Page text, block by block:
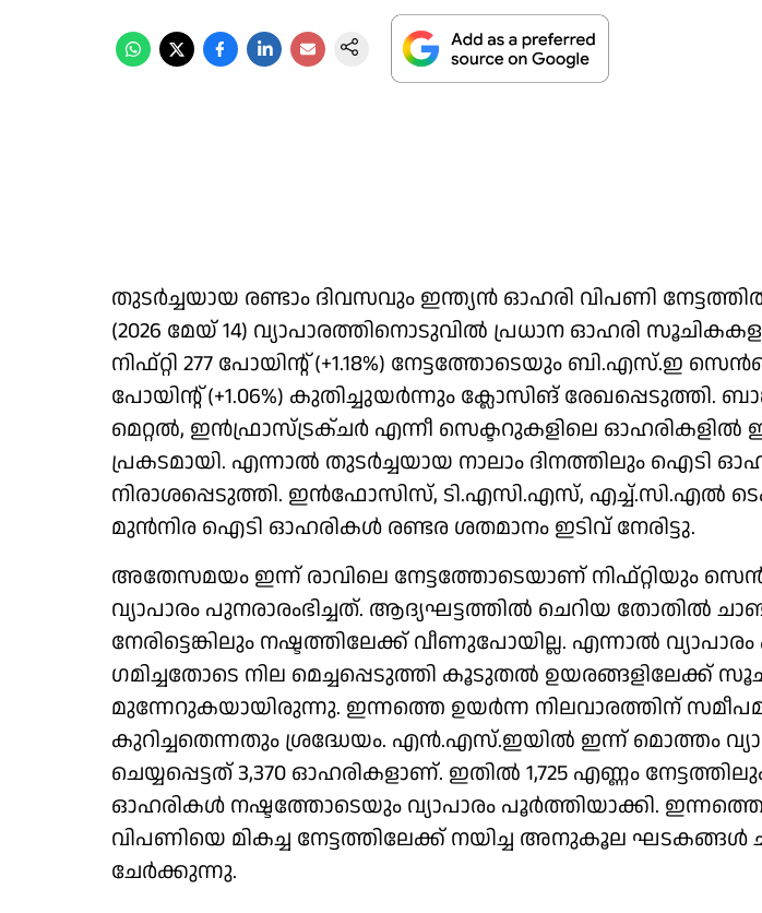
തുടർച്ചയായ രണ്ടാം ദിവസവും ഇന്ത്യൻ ഓഹരി വിപണി
(2026 മേയ് 14) വ്യാപാരത്തിനൊടുവിൽ പ്രധാന ഓഹരി
നിഫ്റ്റി 277 പോയിന്റ് (+1.18%) നേട്ടത്തോടെയും ബി.എസ്.ഇ
പോയിന്റ് (+1.06%) കുതിച്ചുയർന്നും ക്ലോസിങ് രേഖപ്പെടുത്തി.
മെറ്റൽ, ഇൻഫ്രാസ്ട്രക്ചർ എന്നീ സെക്ടറുകളിലെ ഓഹരികളിൽ
പ്രകടമായി. എന്നാൽ തുടർച്ചയായ നാലാം ദിനത്തിലും ഐടി
നിരാശപ്പെടുത്തി. ഇൻഫോസിസ്, ടി.എസി.എസ്, എച്ച്.സി.എൽ
മുൻനിര ഐടി ഓഹരികൾ രണ്ടര ശതമാനം ഇടിവ് നേരിട്ടു.
അതേസമയം ഇന്ന് രാവിലെ നേട്ടത്തോടെയാണ് നിഫ്റ്റിയും
വ്യാപാരം പുനരാരംഭിച്ചത്. ആദ്യഘട്ടത്തിൽ ചെറിയ തോതിൽ
നേരിട്ടെങ്കിലും നഷ്ടത്തിലേക്ക് വീണുപോയില്ല. എന്നാൽ
ഗമിച്ചതോടെ നില മെച്ചപ്പെടുത്തി കൂടുതൽ ഉയരങ്ങളിലേക്ക്
മുന്നേറുകയായിരുന്നു. ഇന്നത്തെ ഉയർന്ന നിലവാരത്തിന്
കുറിച്ചതെന്നതും ശ്രദ്ധേയം. എൻ.എസ്.ഇയിൽ ഇന്ന് മൊത്തം
ചെയ്യപ്പെട്ടത് 3,370 ഓഹരികളാണ്. ഇതിൽ 1,725 എണ്ണം നേട്ടത്തിലും
ഓഹരികൾ നഷ്ടത്തോടെയും വ്യാപാരം പൂർത്തിയാക്കി. ഇന്നത്തെ
വിപണിയെ മികച്ച നേട്ടത്തിലേക്ക് നയിച്ച അനുകൂല ഘടകങ്ങൾ
ചേർക്കുന്നു.